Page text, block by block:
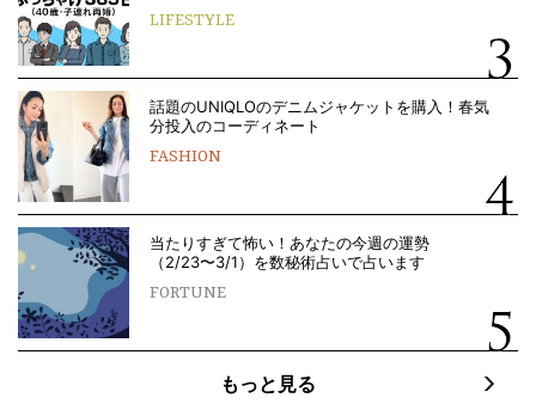
LIFESTYLE
話題のUNIQLOのデニムジャケットを購入！春気
分投入のコーディネート
FASHION
当たりすぎて怖い！あなたの今週の運勢
（2/23〜3/1）を数秘術占いで占います
FORTUNE
もっと見る